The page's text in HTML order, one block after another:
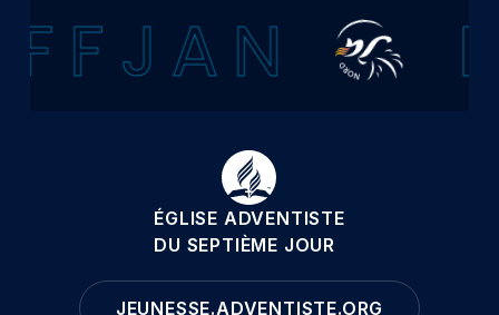
F F J A N
ÉGLISE ADVENTISTE
DU SEPTIÈME JOUR
JEUNESSE.ADVENTISTE.ORG